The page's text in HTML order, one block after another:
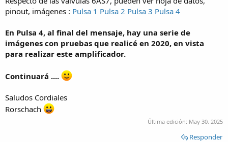
pinout, imágenes : Pulsa 1 Pulsa 2 Pulsa 3 Pulsa 4
En Pulsa 4, al final del mensaje, hay una serie de
imágenes con pruebas que realicé en 2020, en vista
para realizar este amplificador.
Continuará ....
Saludos Cordiales
Rorschach
Última edición: May 30, 2025
Responder